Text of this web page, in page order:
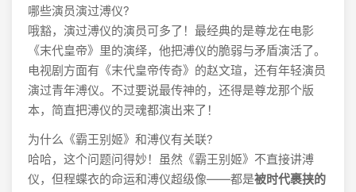
哪些演员演过溥仪?
哦豁，演过溥仪的演员可多了！最经典的是尊龙在电影
《末代皇帝》里的演绎，他把溥仪的脆弱与矛盾演活了。
电视剧方面有《末代皇帝传奇》的赵文瑄，还有年轻演员
演过青年溥仪。不过要说最传神的，还得是尊龙那个版
本，简直把溥仪的灵魂都演出来了！
为什么《霸王别姬》和溥仪有关联?
哈哈，这个问题问得妙！虽然《霸王别姬》不直接讲溥
仪，但程蝶衣的命运和溥仪超级像——都是被时代裹挟的